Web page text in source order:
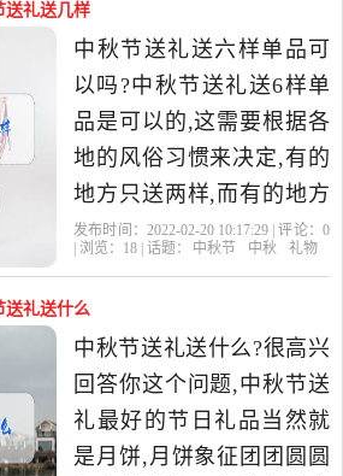
送礼送几样
中秋节送礼送六样单品可
以吗?中秋节送礼送6样单
品是可以的,这需要根据各
地的风俗习惯来决定,有的
地方只送两样,而有的地方
要送4样,但是有的地方要送
发布时间：2022-02-20 10:17:29 | 评论： 0
| 浏览： 18 | 话题： 中秋节 中秋 礼物
送礼送什么
中秋节送礼送什么?很高兴
回答你这个问题,中秋节送
礼最好的节日礼品当然就
是月饼,月饼象征团团圆圆